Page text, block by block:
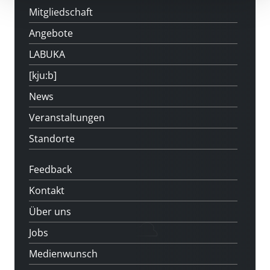
Mitgliedschaft
Angebote
LABUKA
[kju:b]
News
Veranstaltungen
Standorte
Feedback
Kontakt
Über uns
Jobs
Medienwunsch